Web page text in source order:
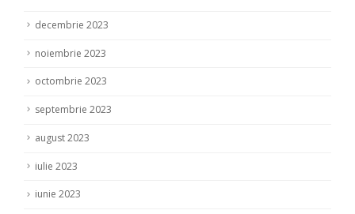
decembrie 2023
noiembrie 2023
octombrie 2023
septembrie 2023
august 2023
iulie 2023
iunie 2023